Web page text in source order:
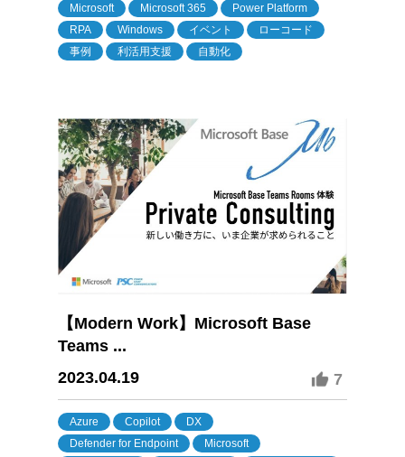
Microsoft Microsoft 365
Power Platform
RPA
Windows イベント
ローコード
事例
利活用支援 自動化
【Modern Work】Microsoft Base
Teams ...
2023.04.19
7
Azure Copilot
DX
Defender for Endpoint
Microsoft